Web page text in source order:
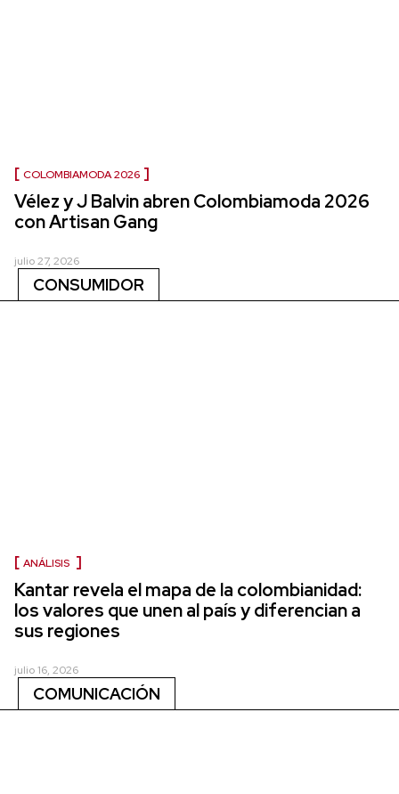
COLOMBIAMODA 2026
Vélez y J Balvin abren Colombiamoda 2026
con Artisan Gang
julio 27, 2026
CONSUMIDOR
ANÁLISIS
Kantar revela el mapa de la colombianidad:
los valores que unen al país y diferencian a
sus regiones
julio 16, 2026
COMUNICACIÓN